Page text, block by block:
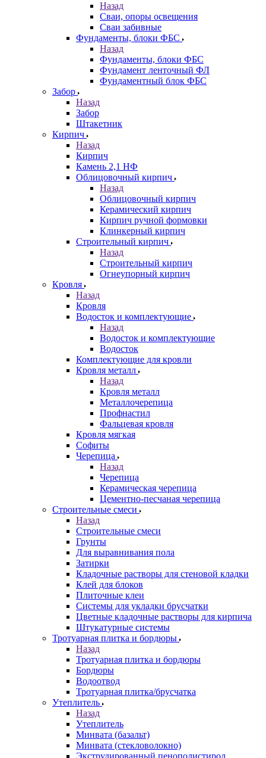
Назад
Сваи, опоры освещения
Сваи забивные
Фундаменты, блоки ФБС
Назад
Фундаменты, блоки ФБС
Фундамент ленточный ФЛ
Фундаментный блок ФБС
Забор
Назад
Забор
Штакетник
Кирпич
Назад
Кирпич
Камень 2,1 НФ
Облицовочный кирпич
Назад
Облицовочный кирпич
Керамический кирпич
Кирпич ручной формовки
Клинкерный кирпич
Строительный кирпич
Назад
Строительный кирпич
Огнеупорный кирпич
Кровля
Назад
Кровля
Водосток и комплектующие
Назад
Водосток и комплектующие
Водосток
Комплектующие для кровли
Кровля металл
Назад
Кровля металл
Металлочерепица
Профнастил
Фальцевая кровля
Кровля мягкая
Софиты
Черепица
Назад
Черепица
Керамическая черепица
Цементно-песчаная черепица
Строительные смеси
Назад
Строительные смеси
Грунты
Для выравнивания пола
Затирки
Кладочные растворы для стеновой кладки
Клей для блоков
Плиточные клеи
Системы для укладки брусчатки
Цветные кладочные растворы для кирпича
Штукатурные системы
Тротуарная плитка и бордюры
Назад
Тротуарная плитка и бордюры
Бордюры
Водоотвод
Тротуарная плитка/брусчатка
Утеплитель
Назад
Утеплитель
Минвата (базальт)
Минвата (стекловолокно)